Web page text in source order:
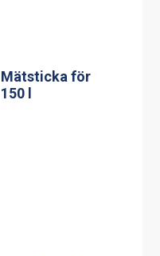
verktyg till en
gryta